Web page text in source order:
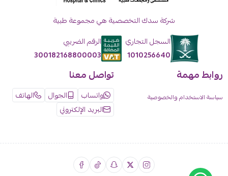
شركة سدك التخصصية هي مجموعة طبية
السجل التجاري
1010256640
الرقم الضريبي
300182168800003
روابط مهمة
سياسة الاستخدام والخصوصية
تواصل معنا
واتساب الجوال
الهاتف
البريد الإلكتروني